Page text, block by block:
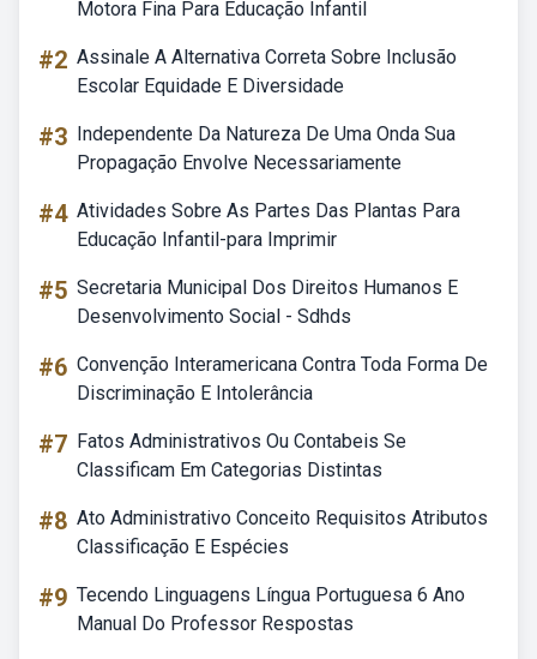
Motora Fina Para Educação Infantil
#2 Assinale A Alternativa Correta Sobre Inclusão
Escolar Equidade E Diversidade
#3 Independente Da Natureza De Uma Onda Sua
Propagação Envolve Necessariamente
#4 Atividades Sobre As Partes Das Plantas Para
Educação Infantil-para Imprimir
#5 Secretaria Municipal Dos Direitos Humanos E
Desenvolvimento Social - Sdhds
#6 Convenção Interamericana Contra Toda Forma De
Discriminação E Intolerância
#7 Fatos Administrativos Ou Contabeis Se
Classificam Em Categorias Distintas
#8 Ato Administrativo Conceito Requisitos Atributos
Classificação E Espécies
#9 Tecendo Linguagens Língua Portuguesa 6 Ano
Manual Do Professor Respostas